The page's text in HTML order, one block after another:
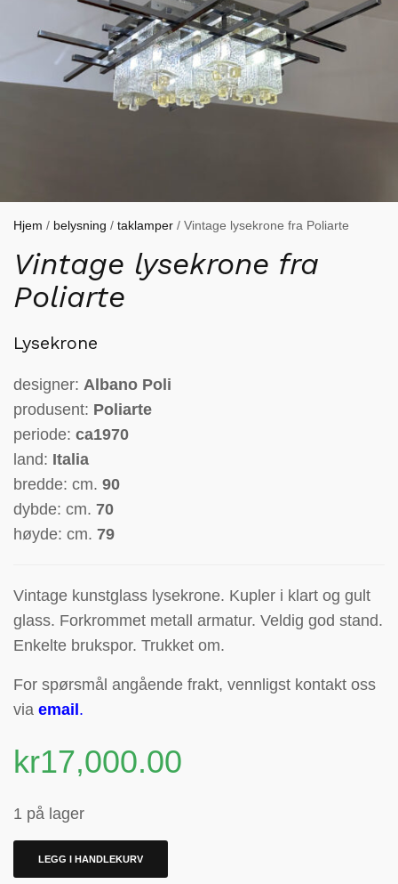
Hjem / belysning / taklamper / Vintage lysekrone fra Poliarte
Vintage lysekrone fra
Poliarte
Lysekrone
designer: Albano Poli
produsent: Poliarte
periode: ca1970
land: Italia
bredde: cm. 90
dybde: cm. 70
høyde: cm. 79
Vintage kunstglass lysekrone. Kupler i klart og gult
glass. Forkrommet metall armatur. Veldig god stand.
Enkelte brukspor. Trukket om.
For spørsmål angående frakt, vennligst kontakt oss
via email.
kr17,000.00
1 på lager
LEGG I HANDLEKURV